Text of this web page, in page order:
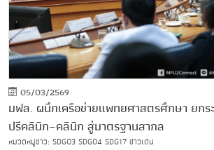
05/03/2569
มฟล. ผนึกเครือข่ายแพทยศาสตรศึกษา ยกร
ปรีคลินิก–คลินิก สู่มาตรฐานสากล
หมวดหมู่ข่าว: SDG03 SDG04 SDG17 ข่าวเด่น